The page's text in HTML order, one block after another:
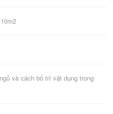
và cách bố trí vật dụng trong